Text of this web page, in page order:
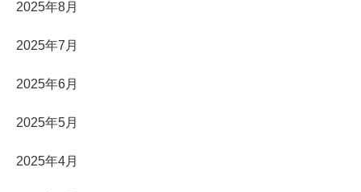
2025年8月
2025年7月
2025年6月
2025年5月
2025年4月